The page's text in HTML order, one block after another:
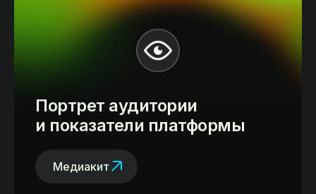
Портрет аудитории
и показатели платформы
Медиакит